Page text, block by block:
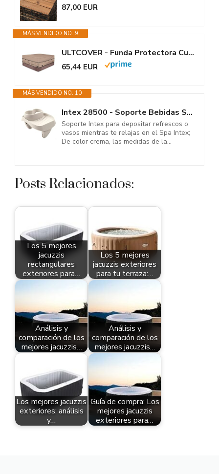
87,00 EUR
MÁS VENDIDO NO. 9
ULTCOVER - Funda Protectora Cuadrada (100% poliéster, 600D, para SPA...
65,44 EUR
MÁS VENDIDO NO. 10
Intex 28500 - Soporte Bebidas SPA 2 portavasos+Bandeja 26 x 22 x 18 cm
Soporte Intex para depositar refrescos o
vasos mientras te relajas en el Spa Intex;
De color crema, las medidas de la...
Posts Relacionados:
Los 5 mejores
jacuzzis
rectangulares
exteriores para…
Los 5 mejores
jacuzzis exteriores
para tu terraza:…
Análisis y
comparación de los
mejores jacuzzis…
Análisis y
comparación de los
mejores jacuzzis…
Los mejores jacuzzis
exteriores: análisis
y…
Guía de compra: Los
mejores jacuzzis
exteriores para…